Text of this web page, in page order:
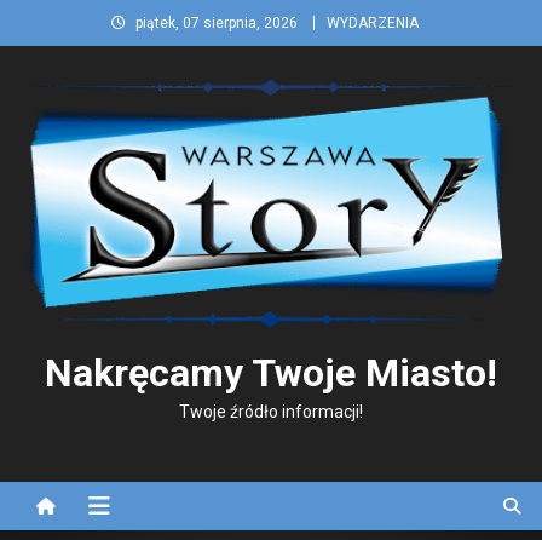
to
piątek, 07 sierpnia, 2026 WYDARZENIA
Nakręcamy Twoje Miasto!
Twoje źródło informacji!